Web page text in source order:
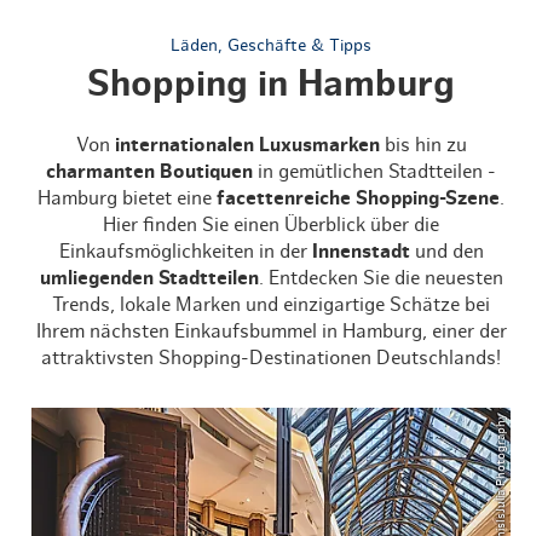
Läden, Geschäfte & Tipps
Shopping in Hamburg
Von internationalen Luxusmarkenbis hin zu
charmanten Boutiquen in gemütlichen Stadtteilen -
Hamburg bietet eine facettenreiche Shopping-Szene
Hier finden Sie einen Überblick über die
Einkaufsmöglichkeiten in derInnenstadt und den
umliegenden Stadtteilen. Entdecken Sie die neuesten
Trends, lokale Marken und einzigartige Schätze bei
Ihrem nächsten Einkaufsbummel in Hamburg, einer der
attraktivsten Shopping-Destinationen Deutschlands!
© ThisIsJulia Photography